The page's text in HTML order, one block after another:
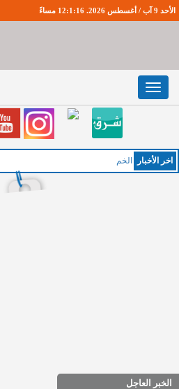
الأحد 9 آب / أغسطس 2026. 12:1:16 مساءً
Toggle
navigation
اخر اﻷخبار الخميس :
الخبر العاجل